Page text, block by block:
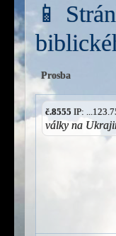
📱
Prosba
č.8555 IP:
války na